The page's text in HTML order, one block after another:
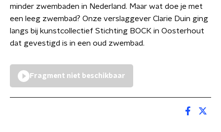
minder zwembaden in Nederland. Maar wat doe je met
een leeg zwembad? Onze verslaggever Clarie Duin ging
langs bij kunstcollectief Stichting BOCK in Oosterhout
dat gevestigd is in een oud zwembad.
Fragment niet beschikbaar